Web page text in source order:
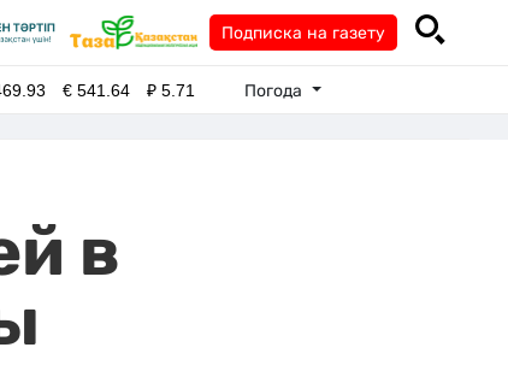
Подписка на газету
€541.64 ₽5.71 Погода
в